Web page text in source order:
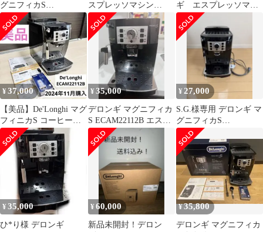
グニフィカS
ECAM22112B 本体&付
属品＆取扱説明書
スプレッソマシン
ECAM22112
ギ エスプレッソマシ
ン マグニフィカS
ECAM22112B
¥37,000
【美品】De'Longhi マグ
フィニカS コーヒーメ
ーカECAM22112B
¥35,000
デロンギ マグニフィカ
S ECAM22112B エスプ
レッソマシン
¥ 27,000
S.G.様専用 デロンギ マ
グニフィカS
ECAM22112B
¥ 35,000
ひ*り様 デロンギ
¥60,000
新品未開封！デロン
¥35,800
デロンギ マグニフィカ